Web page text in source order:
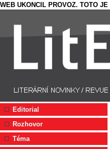
WEB UKONCIL PROVOZ. TOTO
Editorial
Rozhovor
Téma